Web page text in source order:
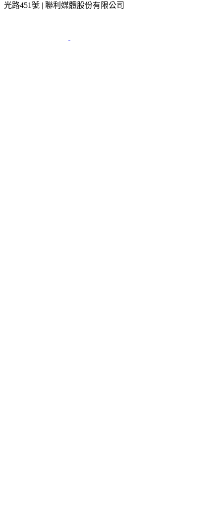
光路451號 | 聯利媒體股份有限公司